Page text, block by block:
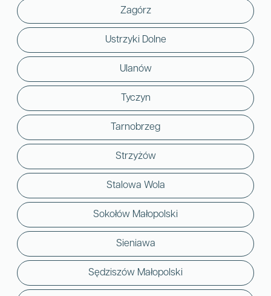
Zagórz
Ustrzyki Dolne
Ulanów
Tyczyn
Tarnobrzeg
Strzyżów
Stalowa Wola
Sokołów Małopolski
Sieniawa
Sędziszów Małopolski